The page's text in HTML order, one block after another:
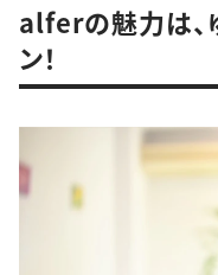
alferの魅力は、
ン！